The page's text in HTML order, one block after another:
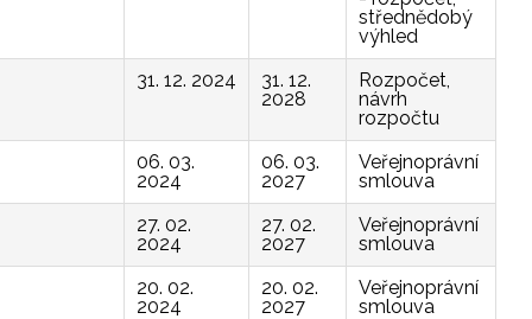
střednědobý
výhled
31. 12. 2024
31. 12.
2028
Rozpočet,
návrh
rozpočtu
06. 03.
2024
06. 03.
2027
Veřejnoprávní
smlouva
27. 02.
2024
27. 02.
2027
Veřejnoprávní
smlouva
20. 02.
2024
20. 02.
2027
Veřejnoprávní
smlouva